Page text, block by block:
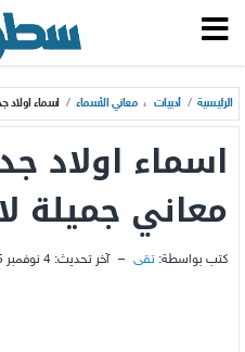
الرئيسية / أدبيات ، معاني الأسماء / اسماء اولاد جديدة 2026 معاني
معاني جميلة
كتب بواسطة: تقى – آخر تحديث: 4 نوفمبر 2025 - 9:29م